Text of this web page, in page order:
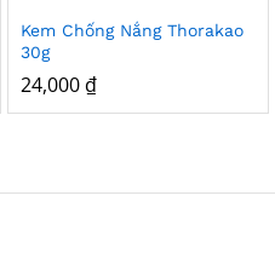
Add
Kem Chống Nắng Thorakao
30g
24,000₫